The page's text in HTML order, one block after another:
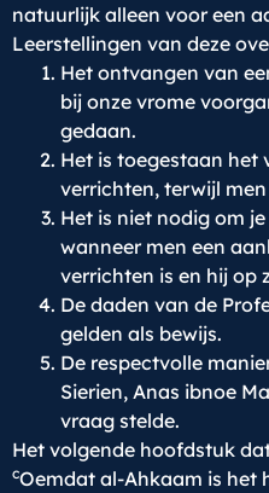
natuurlijk alleen voor een
Leerstellingen van deze
Het ontvangen van
bij onze vrome
gedaan.
Het is toegestaan het
verrichten, terwijl
Het is niet nodig om
wanneer men een
verrichten is en hij op
De daden van de
gelden als bewijs.
De respectvolle
Sierien, Anas ibnoe
vraag stelde.
Het volgende hoofdstuk
cOemdat al-Ahkaam is het